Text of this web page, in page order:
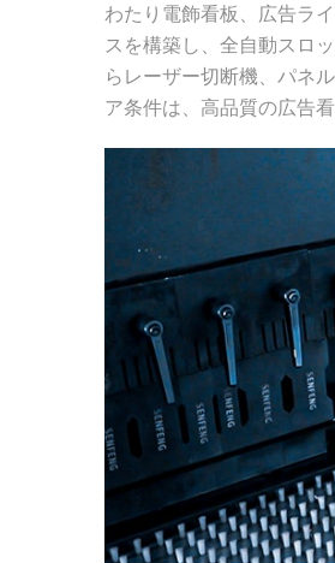
わたり電飾看板、広告ラ
スを構築し、全自動スロ
らレーザー切断機、パネ
ア条件は、高品質の広告